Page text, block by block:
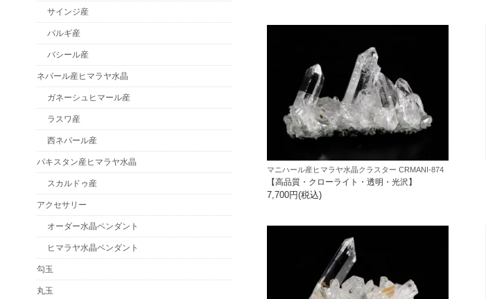
マニハール産ヒマラヤ水晶クラスター CRMANI-874
【高品質・クローライト・透明・光沢】
7,700円(税込)
サインジ産
パルギ産
バシール産
ネパール産ヒマラヤ水晶
ガネーシュヒマール産
ラスワ産
西ネパール産
パキスタン産ヒマラヤ水晶
スカルドゥ産
アクセサリー
オーダー水晶ペンダント
ヒマラヤ水晶ペンダント
勾玉
丸玉